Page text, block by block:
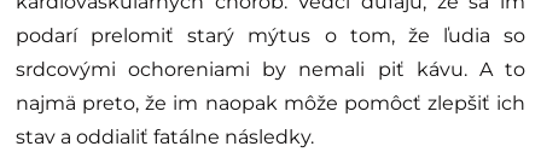
podarí prelomiť starý mýtus o tom, že ľudia so
srdcovými ochoreniami by nemali piť kávu. A to
najmä preto, že im naopak môže pomôcť zlepšiť ich
stav a oddialiť fatálne následky.